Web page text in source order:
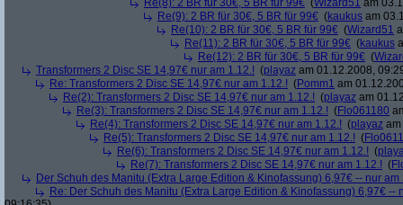
Re(8): 2 BR für 30€, 5 BR für 99€ (Wizard51 am
Re(9): 2 BR für 30€, 5 BR für 99€ (kaukus am
Re(10): 2 BR für 30€, 5 BR für 99€ (Wizard51
Re(11): 2 BR für 30€, 5 BR für 99€ (kaukus
Re(12): 2 BR für 30€, 5 BR für 99€ (
Transformers 2 Disc SE 14,97€ nur am 1.12.! (playaz am 01.12.2008,
Re: Transformers 2 Disc SE 14,97€ nur am 1.12.! (Pomm1 am
Re(2): Transformers 2 Disc SE 14,97€ nur am 1.12.! (playaz am
Re(3): Transformers 2 Disc SE 14,97€ nur am 1.12.! (Flo061180
Re(4): Transformers 2 Disc SE 14,97€ nur am 1.12.! (playaz
Re(5): Transformers 2 Disc SE 14,97€ nur am 1.12.! (
Re(6): Transformers 2 Disc SE 14,97€ nur am 1.12.! (
Re(7): Transformers 2 Disc SE 14,97€ nur am 1.12.! (
Der Schuh des Manitu (Extra Large Edition & Kinofassung) 6,97€ -- nur am
Re: Der Schuh des Manitu (Extra Large Edition & Kinofassung) 6,97€ --